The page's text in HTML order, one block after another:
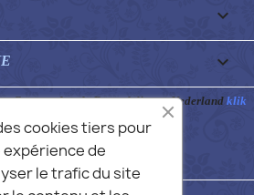

keyboard_arrow_down
Gegarandeerde Beoordelingen Nederland klik
cookies tiers pour
de
le trafic du site